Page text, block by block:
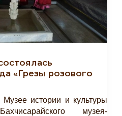
«Грезы розового
истории и культуры
музея-